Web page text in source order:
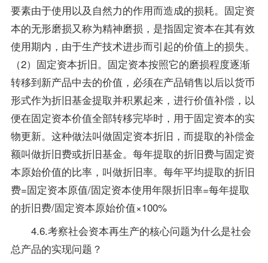
要素由于使用以及自然力的作用而造成的损耗。固定资
本的无形磨损又称为精神磨损，是指固定资本在其有效
使用期内，由于生产技术进步而引起的价值上的损失。
（2）固定资本折旧。固定资本按照它的磨损程度逐渐
转移到新产品中去的价值，必须在产品销售以后以货币
形式作为折旧基金提取并积累起来，进行价值补偿，以
便在固定资本价值全部转移完毕时，用于固定资本的实
物更新。这种做法叫做固定资本折旧，而提取的补偿金
额叫做折旧费或折旧基金。每年提取的折旧费与固定资
本原始价值的比率，叫做折旧率。每年平均提取的折旧
费=固定资本原值/固定资本使用年限折旧率=每年提取
的折旧费/固定资本原始价值×100%
4.6.考察社会资本再生产的核心问题为什么是社会
总产品的实现问题？